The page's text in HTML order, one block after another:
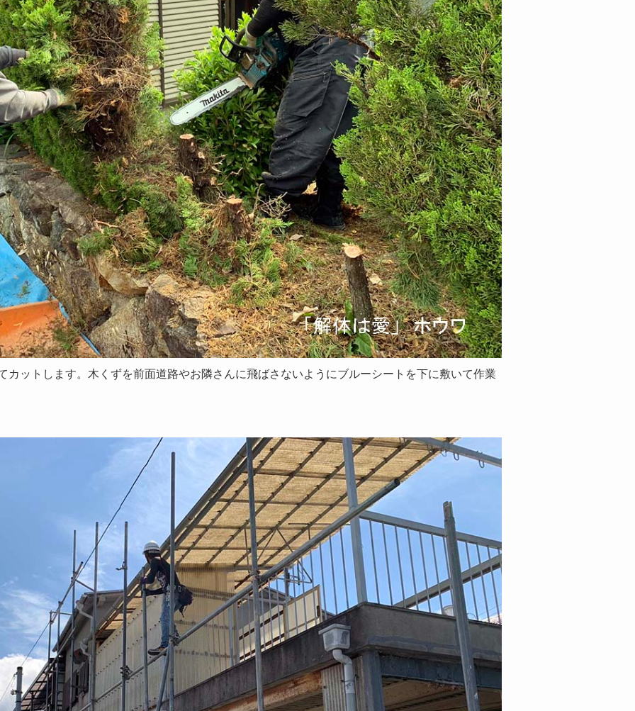
カットします。木くずを前面道路やお隣さんに飛ばさないようにブルーシートを下に敷いて作業